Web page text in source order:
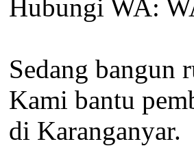
Hubungi WA:
Sedang bangun
Kami bantu
di Karanganyar.